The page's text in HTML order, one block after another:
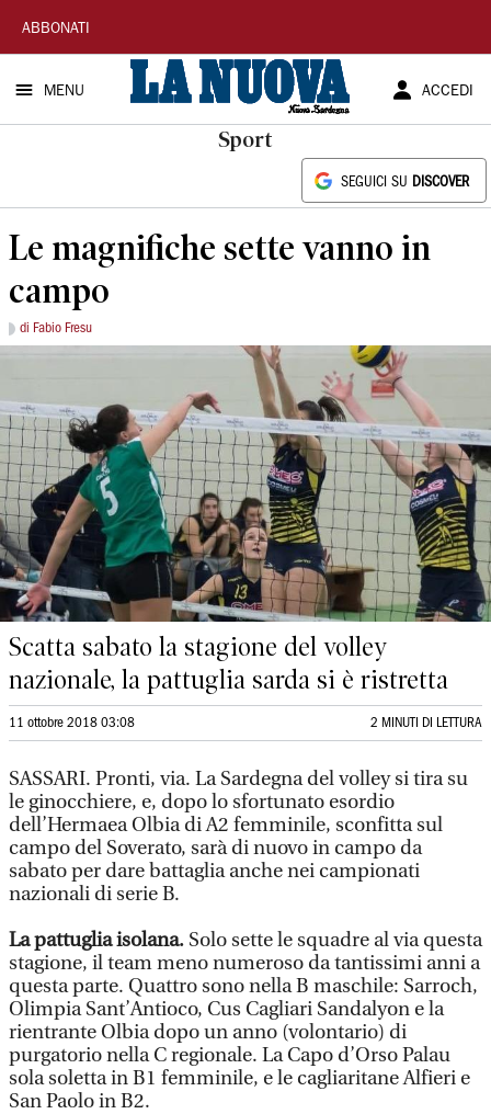
La
Nuova
Sardegna
ABBONATI
MENU ACCEDI
Sport
SEGUICI SU DISCOVER
Le magnifiche sette vanno in
campo
di Fabio Fresu
Scatta sabato la stagione del volley
nazionale, la pattuglia sarda si è ristretta
11 ottobre 2018 03:08 2 MINUTI DI LETTURA
SASSARI. Pronti, via. La Sardegna del volley si tira su
le ginocchiere, e, dopo lo sfortunato esordio
dell’Hermaea Olbia di A2 femminile, sconfitta sul
campo del Soverato, sarà di nuovo in campo da
sabato per dare battaglia anche nei campionati
nazionali di serie B.
La pattuglia isolana. Solo sette le squadre al via questa
stagione, il team meno numeroso da tantissimi anni a
questa parte. Quattro sono nella B maschile: Sarroch,
Olimpia Sant’Antioco, Cus Cagliari Sandalyon e la
rientrante Olbia dopo un anno (volontario) di
purgatorio nella C regionale. La Capo d’Orso Palau
sola soletta in B1 femminile, e le cagliaritane Alfieri e
San Paolo in B2.